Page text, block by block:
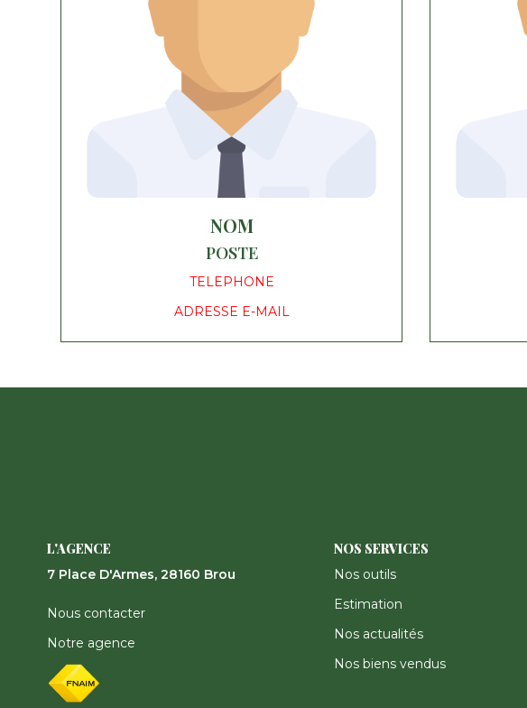
NOM
POSTE
TELEPHONE
ADRESSE E-MAIL
L'AGENCE
7 Place D'Armes, 28160 Brou
Nous contacter
Notre agence
NOS SERVICES
Nos outils
Estimation
Nos actualités
Nos biens vendus